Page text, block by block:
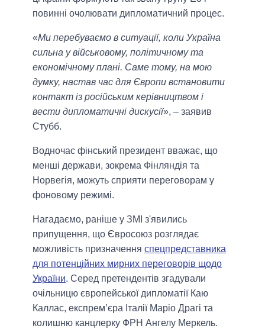
повинні очолювати дипломатичний процес.
«Ми перебуваємо в ситуації, коли Україна
сильна у військовому, політичному та
економічному плані. Саме тому, на мою
думку, настав час для Європи встановити
контакт із російським керівництвом і
вести дипломатичні дискусії», – заявив
Стубб.
Водночас фінський президент вважає, що
менші держави, зокрема Фінляндія та
Норвегія, можуть сприяти переговорам у
фоновому режимі.
Нагадаємо, раніше у ЗМІ з'явились
припущення, що Євросоюз розглядає
можливість призначення спецпредставника
для потенційних мирних переговорів щодо
України. Серед претендентів згадували
очільницю європейської дипломатії Каю
Каллас, експрем’єра Італії Маріо Драгі та
колишню канцлерку ФРН Ангелу Меркель.